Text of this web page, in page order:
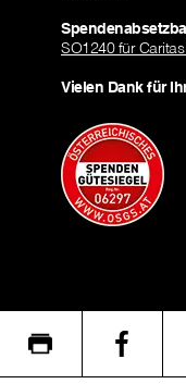
SO1240 für
Vielen Dank für